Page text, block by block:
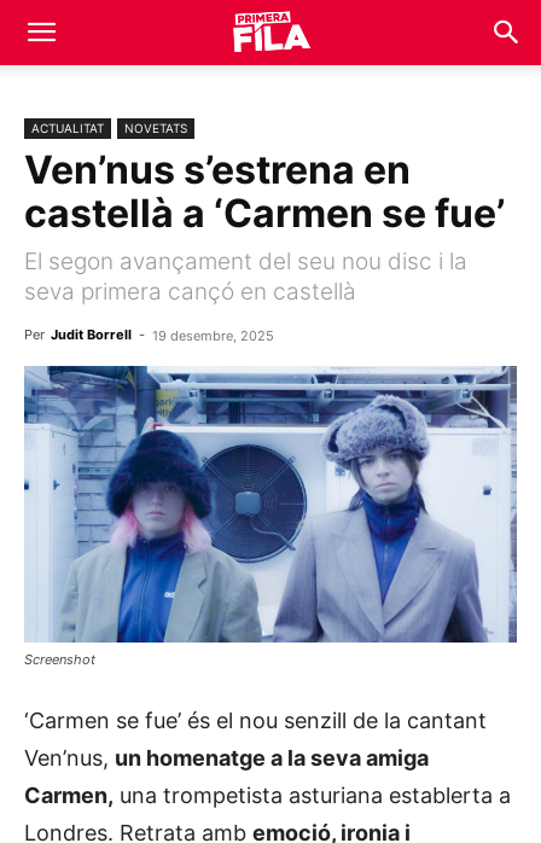
ACTUALITAT NOVETATS
Ven’nus s’estrena en
castellà a ‘Carmen se fue’
El segon avançament del seu nou disc i la
seva primera cançó en castellà
Per Judit Borrell - 19 desembre, 2025
Screenshot
‘Carmen se fue’ és el nou senzill de la cantant
Ven’nus, un homenatge a la seva amiga
Carmen, una trompetista asturiana establerta a
Londres. Retrata amb emoció, ironia i